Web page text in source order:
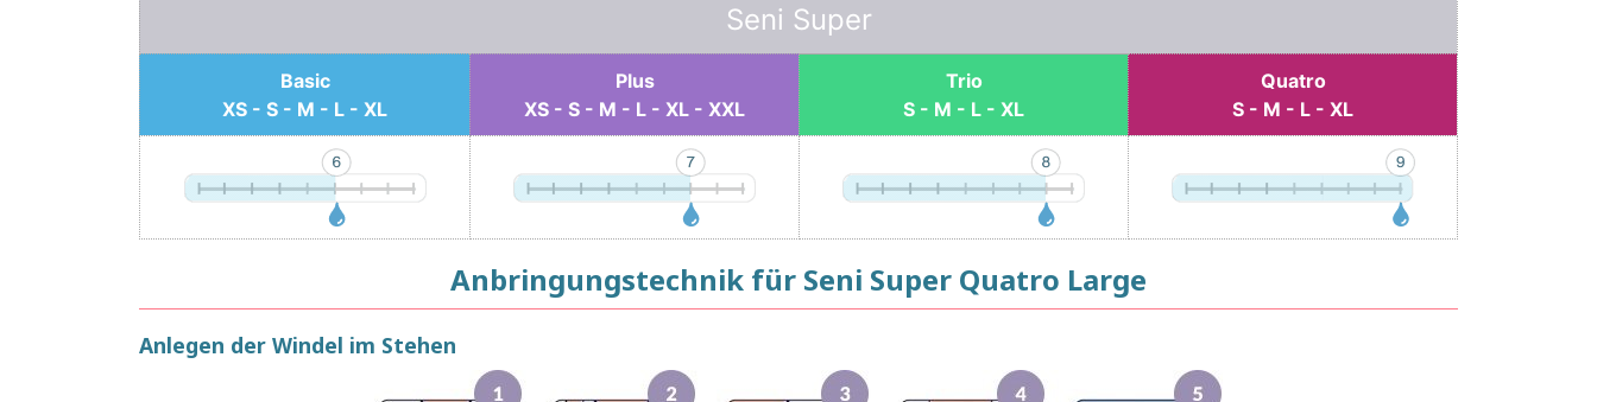
Seni Super
Basic
XS - S - M - L - XL
Plus
XS - S - M - L - XL - XXL
Trio
S - M - L - XL
Quatro
S - M - L - XL
Anbringungstechnik für Seni Super Quatro Large
Anlegen der Windel im Stehen